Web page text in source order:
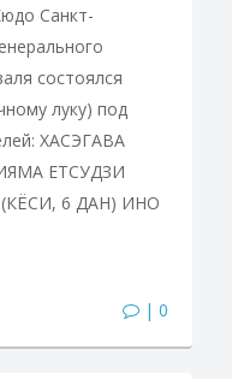
Санкт-
состоялся
луку) под
ХАСЭГАВА
ЕТСУДЗИ
6 ДАН) ИНО
| 0